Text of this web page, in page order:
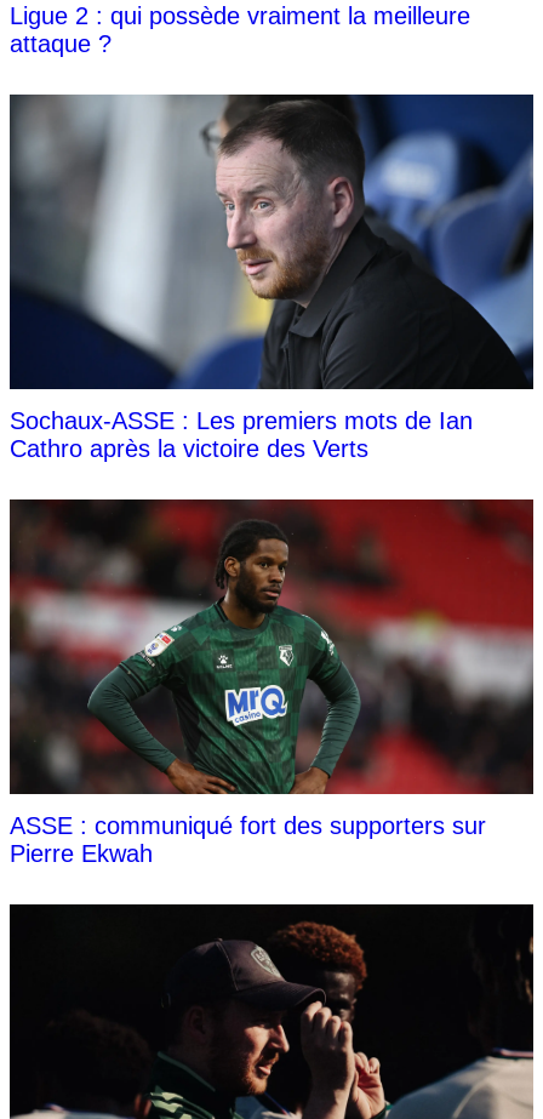
Ligue 2 : qui possède vraiment la meilleure
attaque ?
Sochaux-ASSE : Les premiers mots de Ian
Cathro après la victoire des Verts
ASSE : communiqué fort des supporters sur
Pierre Ekwah